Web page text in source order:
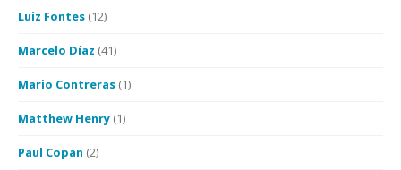
Luiz Fontes (12)
Marcelo Díaz (41)
Mario Contreras (1)
Matthew Henry (1)
Paul Copan (2)